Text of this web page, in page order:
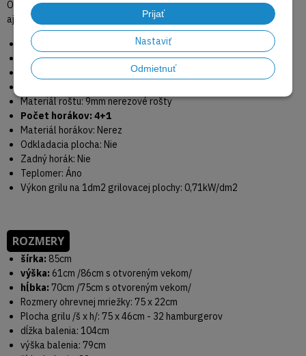
Prijať
Nastaviť
Odmietnuť
Osvetlenie vo vnútri grilu zaručuje, že na to, čo práve robíte, uvidíte
aj večer za šera alebo v tme.
BIG32RBPMK-1-CZ
Farba: Čierna - PHANTOM
Palivo: Propán bután
Materiál roštu: 9mm nerezové rošty
Počet horákov: 4+1
Materiál horákov: Nerez
Odkladacia plocha: Nie
Zadný horák: Nie
Teplomer: Áno
Výkon grilu na 1dm2 grilovacej plochy: 0,71kW/dm2
ROZMERY
šírka: 85cm
výška: 61cm /86cm s otvoreným vekom/
hĺbka: 70cm /75cm s otvoreným vekom/
Rozmery ohrevnej mriežky: 75 x 22cm
Plocha grilu /š x h/: 75 x 46cm - 32 hamburgerov
dĺžka balenia: 104cm
výška balenia: 79cm